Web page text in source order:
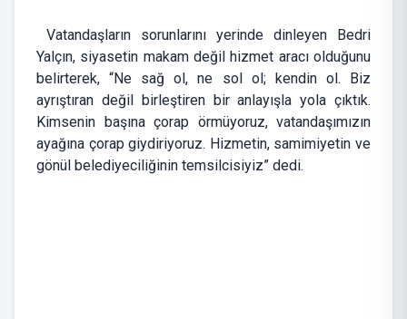
Vatandaşların sorunlarını yerinde dinleyen Bedri
Yalçın, siyasetin makam değil hizmet aracı olduğunu
belirterek, “Ne sağ ol, ne sol ol; kendin ol. Biz
ayrıştıran değil birleştiren bir anlayışla yola çıktık.
Kimsenin başına çorap örmüyoruz, vatandaşımızın
ayağına çorap giydiriyoruz. Hizmetin, samimiyetin ve
gönül belediyeciliğinin temsilcisiyiz” dedi.